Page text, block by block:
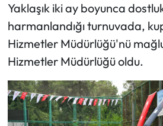
Yaklaşık iki ay boyunca
harmanlandığı turnuvada,
Hizmetler Müdürlüğü'nü
Hizmetler Müdürlüğü oldu.